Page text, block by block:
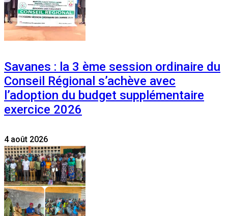
Savanes : la 3 ème session ordinaire du
Conseil Régional s’achève avec
l’adoption du budget supplémentaire
exercice 2026
4 août 2026